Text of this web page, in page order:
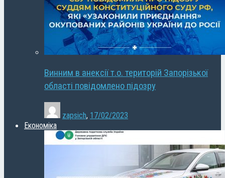
Винним в анексії т.о. територій Запорізької
області повідомлено підозру
zapsich, 17/02/2023
Економіка